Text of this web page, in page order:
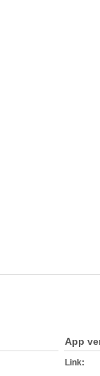
App
Link: